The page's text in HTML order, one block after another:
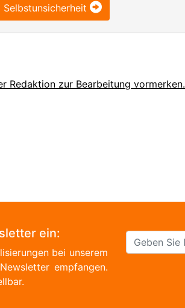
Selbstunsicherheit
Redaktion zur Bearbeitung vormerken.
ein:
bei unserem
empfangen.